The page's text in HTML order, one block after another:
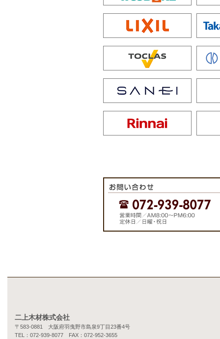
二上木材株式会社
〒583-0881 大阪府羽曳野市島泉9丁目23番4号
TEL：072-939-8077 FAX：072-952-3655